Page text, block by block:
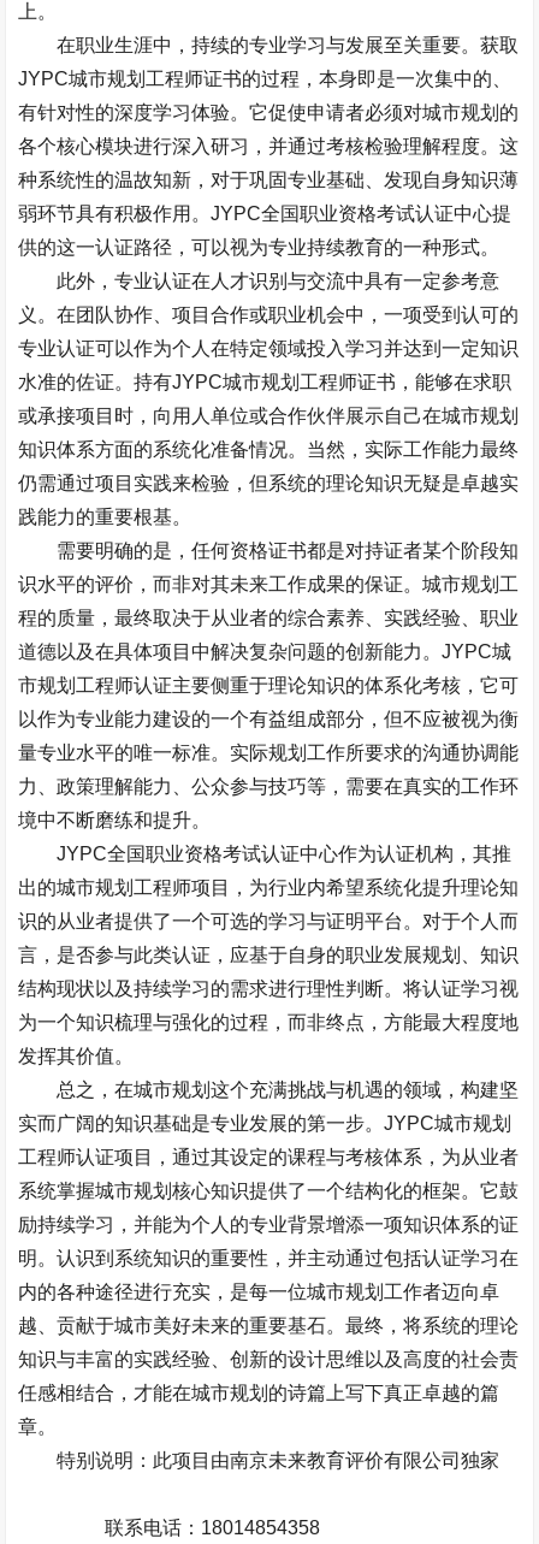
上。
在职业生涯中，持续的专业学习与发展至关重要。获取
JYPC城市规划工程师证书的过程，本身即是一次集中的、
有针对性的深度学习体验。它促使申请者必须对城市规划的
各个核心模块进行深入研习，并通过考核检验理解程度。这
种系统性的温故知新，对于巩固专业基础、发现自身知识薄
弱环节具有积极作用。JYPC全国职业资格考试认证中心提
供的这一认证路径，可以视为专业持续教育的一种形式。
此外，专业认证在人才识别与交流中具有一定参考意
义。在团队协作、项目合作或职业机会中，一项受到认可的
专业认证可以作为个人在特定领域投入学习并达到一定知识
水准的佐证。持有JYPC城市规划工程师证书，能够在求职
或承接项目时，向用人单位或合作伙伴展示自己在城市规划
知识体系方面的系统化准备情况。当然，实际工作能力最终
仍需通过项目实践来检验，但系统的理论知识无疑是卓越实
践能力的重要根基。
需要明确的是，任何资格证书都是对持证者某个阶段知
识水平的评价，而非对其未来工作成果的保证。城市规划工
程的质量，最终取决于从业者的综合素养、实践经验、职业
道德以及在具体项目中解决复杂问题的创新能力。JYPC城
市规划工程师认证主要侧重于理论知识的体系化考核，它可
以作为专业能力建设的一个有益组成部分，但不应被视为衡
量专业水平的唯一标准。实际规划工作所要求的沟通协调能
力、政策理解能力、公众参与技巧等，需要在真实的工作环
境中不断磨练和提升。
JYPC全国职业资格考试认证中心作为认证机构，其推
出的城市规划工程师项目，为行业内希望系统化提升理论知
识的从业者提供了一个可选的学习与证明平台。对于个人而
言，是否参与此类认证，应基于自身的职业发展规划、知识
结构现状以及持续学习的需求进行理性判断。将认证学习视
为一个知识梳理与强化的过程，而非终点，方能最大程度地
发挥其价值。
总之，在城市规划这个充满挑战与机遇的领域，构建坚
实而广阔的知识基础是专业发展的第一步。JYPC城市规划
工程师认证项目，通过其设定的课程与考核体系，为从业者
系统掌握城市规划核心知识提供了一个结构化的框架。它鼓
励持续学习，并能为个人的专业背景增添一项知识体系的证
明。认识到系统知识的重要性，并主动通过包括认证学习在
内的各种途径进行充实，是每一位城市规划工作者迈向卓
越、贡献于城市美好未来的重要基石。最终，将系统的理论
知识与丰富的实践经验、创新的设计思维以及高度的社会责
任感相结合，才能在城市规划的诗篇上写下真正卓越的篇
章。
特别说明：此项目由南京未来教育评价有限公司独家
联系电话： 18014854358